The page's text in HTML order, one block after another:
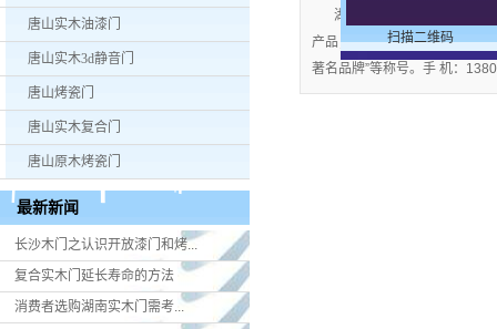
唐山实木油漆门
唐山实木3d静音门
唐山烤瓷门
唐山实木复合门
唐山原木烤瓷门
最新新闻
长沙木门之认识开放漆门和烤...
复合实木门延长寿命的方法
消费者选购湖南实木门​需考...
湖南米好门业有限公司公
产品；企业视产品质量为生命
著名品牌”等称号。手 机：
扫描二维码